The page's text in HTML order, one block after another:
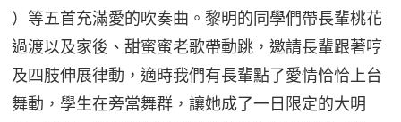
）等五首充滿愛的吹奏曲。黎明的同學們帶長輩桃花
過渡以及家後、甜蜜蜜老歌帶動跳，邀請長輩跟著哼
及四肢伸展律動，適時我們有長輩點了愛情恰恰上台
舞動，學生在旁當舞群，讓她成了一日限定的大明